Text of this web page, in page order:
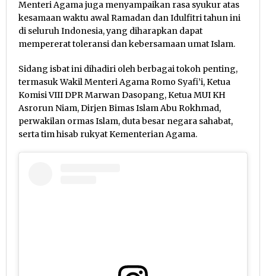
Menteri Agama juga menyampaikan rasa syukur atas
kesamaan waktu awal Ramadan dan Idulfitri tahun ini
di seluruh Indonesia, yang diharapkan dapat
mempererat toleransi dan kebersamaan umat Islam.
Sidang isbat ini dihadiri oleh berbagai tokoh penting,
termasuk Wakil Menteri Agama Romo Syafi’i, Ketua
Komisi VIII DPR Marwan Dasopang, Ketua MUI KH
Asrorun Niam, Dirjen Bimas Islam Abu Rokhmad,
perwakilan ormas Islam, duta besar negara sahabat,
serta tim hisab rukyat Kementerian Agama.